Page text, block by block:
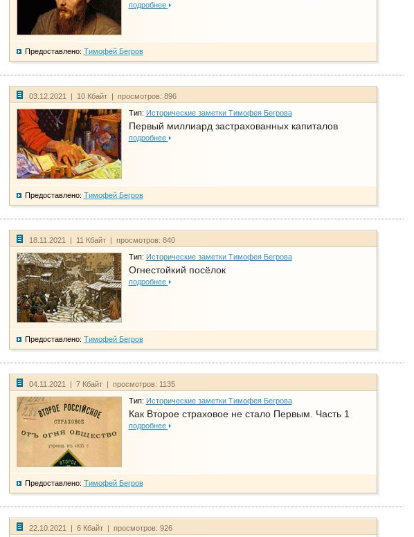
подробнее
Предоставлено: Тимофей Бегров
03.12.2021 | 10 Кбайт | просмотров: 896
Тип: Исторические заметки Тимофея Бегрова
Первый миллиард застрахованных капиталов
подробнее
Предоставлено: Тимофей Бегров
18.11.2021 | 11 Кбайт | просмотров: 840
Тип: Исторические заметки Тимофея Бегрова
Огнестойкий посёлок
подробнее
Предоставлено: Тимофей Бегров
04.11.2021 | 7 Кбайт | просмотров: 1135
Тип: Исторические заметки Тимофея Бегрова
Как Второе страховое не стало Первым. Часть 1
подробнее
Предоставлено: Тимофей Бегров
22.10.2021 | 6 Кбайт | просмотров: 926